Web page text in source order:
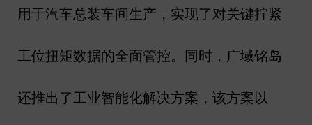
用于汽车总装车间生产，实现了对关键拧紧
工位扭矩数据的全面管控。同时，广域铭岛
还推出了工业智能化解决方案，该方案以